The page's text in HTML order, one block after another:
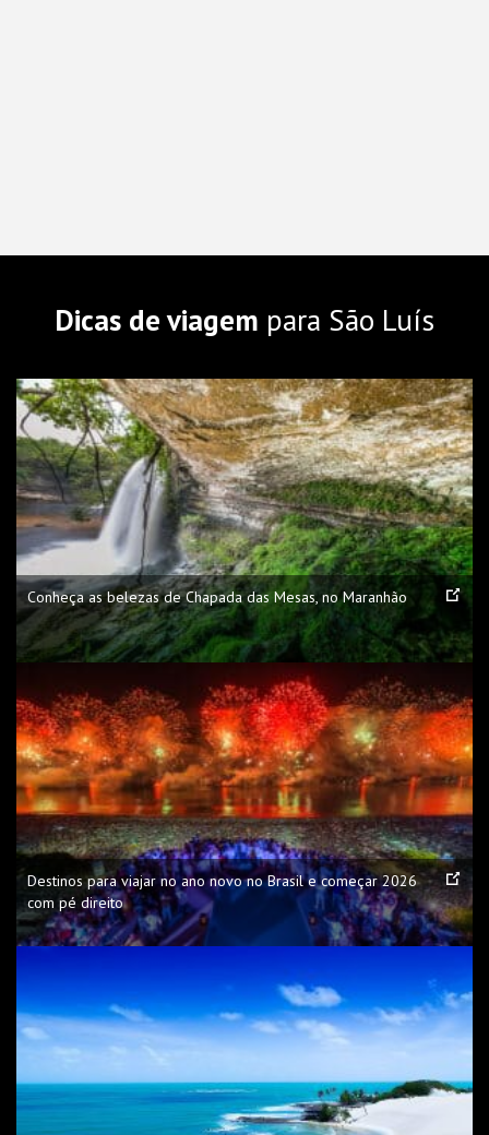
Dicas de viagem para São Luís
Conheça as belezas de Chapada das Mesas, no Maranhão
Destinos para viajar no ano novo no Brasil e começar 2026
com pé direito